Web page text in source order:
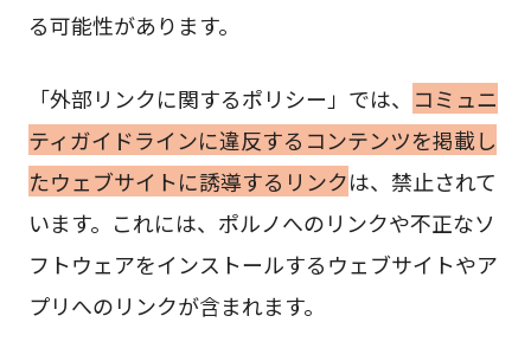
る可能性があります。
「外部リンクに関するポリシー」では、
コミュニ
ティガイドラインに違反するコンテンツを掲載し
たウェブサイトに誘導するリンクは、禁止されて
います。これには、ポルノへのリンクや不正なソ
フトウェアをインストールするウェブサイトやア
プリへのリンクが含まれます。